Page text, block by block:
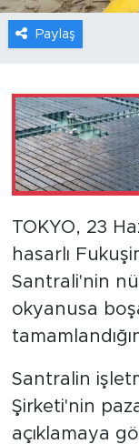
Paylaş
TOKYO, 23
hasarlı
Santrali'nin
okyanusa
Santralin
Şirketi'nin
açıklamaya
Sağlık
Xinhua
Xinhua
Seyahat